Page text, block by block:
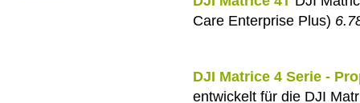
Care Enterprise Plus)
DJI Matrice 4 Serie -
entwickelt für die DJI